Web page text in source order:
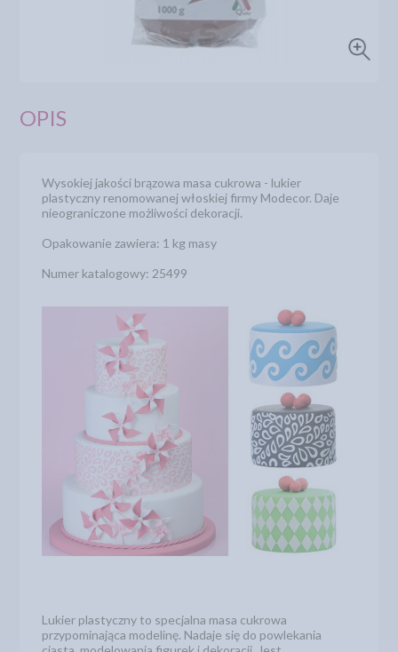
OPIS
Wysokiej jakości brązowa masa cukrowa - lukier
plastyczny renomowanej włoskiej firmy Modecor. Daje
nieograniczone możliwości dekoracji.
Opakowanie zawiera: 1 kg masy
Numer katalogowy: 25499
Lukier plastyczny to specjalna masa cukrowa
przypominająca modelinę. Nadaje się do powlekania